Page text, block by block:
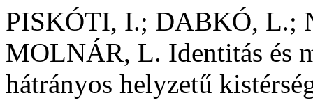
PISKÓTI, I.; DABKÓ, L.;
MOLNÁR, L. Identitás és
hátrányos helyzetű